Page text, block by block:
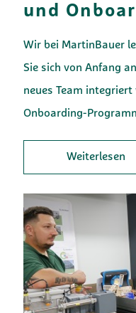
und
Wir bei MartinBauer
Sie sich von Anfang
neues Team integriert
Onboarding-
Weiterlesen